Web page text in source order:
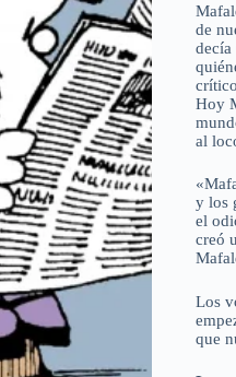
de
decía
Hoy
al
y los
el
creó
Los
que